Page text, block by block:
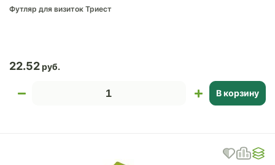
Футляр для визиток Триест
22.52
В корзину